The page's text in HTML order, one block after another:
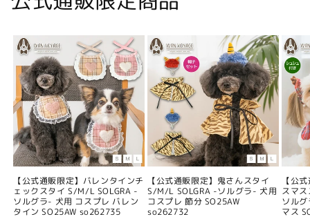
【公式通販限定】バレンタインチ
ェックスタイ S/M/L SOLGRA -
ソルグラ- 犬用 コスプレ バレン
タイン SO25AW so262735
【公式通販限定】鬼さんスタイ
S/M/L SOLGRA -ソルグラ- 犬用
コスプレ 節分 SO25AW
so262732
【公
スマ
ソル
マス